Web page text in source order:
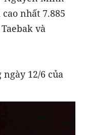
nhất 7.885
và
12/6 của